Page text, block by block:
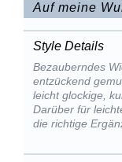
Auf meine
Style Details
Bezauberndes
entzückend
leicht glockige,
Darüber für
die richtige